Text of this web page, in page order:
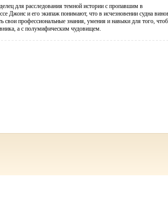
для расследования темной истории с пропавшим в
Джонс и его экипаж понимают, что в исчезновении судна
свои профессиональные знания, умения и навыки для того,
а с полумифическим чудовищем.